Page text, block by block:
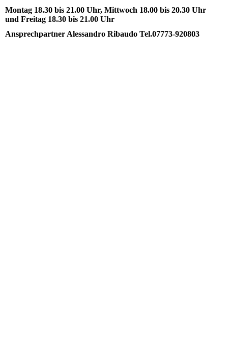
Montag 18.30 bis 21.00 Uhr, Mittwoch 18.00 bis 20.30 Uhr
und Freitag 18.30 bis 21.00 Uhr
Ansprechpartner Alessandro Ribaudo Tel.07773-920803